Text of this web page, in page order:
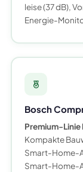
leise (37 dB),
Energie-
Bosch
Premium-
Kompakte
Smart-Home-
Smart-Home-